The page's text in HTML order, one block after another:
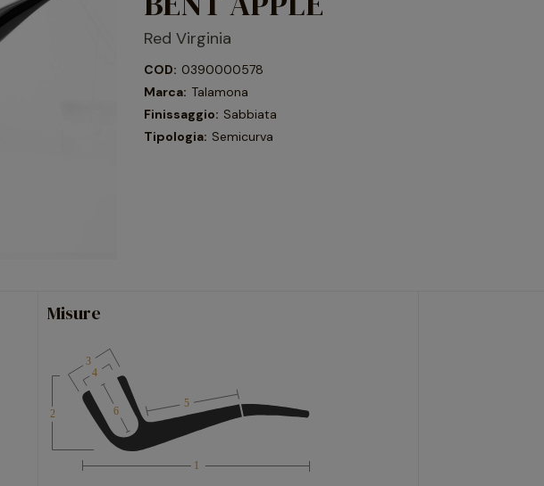
Red Virginia
COD: 0390000578
Marca: Talamona
Finissaggio: Sabbiata
Tipologia: Semicurva
Misure